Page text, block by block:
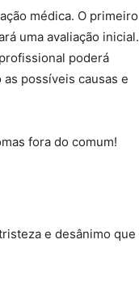
médica. O primeiro
uma avaliação inicial.
poderá
possíveis causas e
fora do comum!
e desânimo que